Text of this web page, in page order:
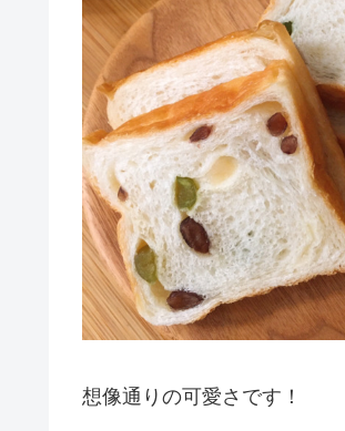
想像通りの可愛さです！